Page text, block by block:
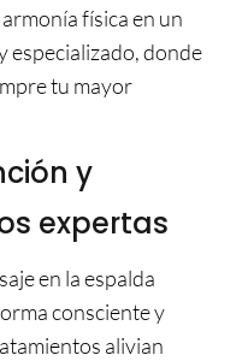
física en un
especializado, donde
tu mayor
y
expertas
en la espalda
consciente y
alivian